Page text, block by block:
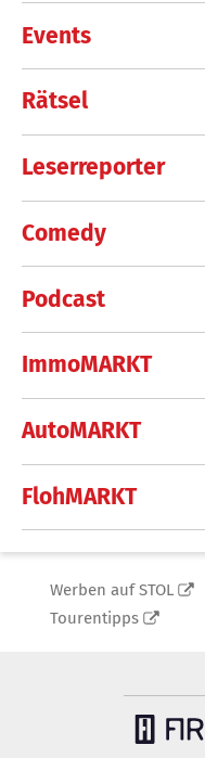
Events
Rätsel
Leserreporter
Comedy
Podcast
ImmoMARKT
AutoMARKT
FlohMARKT
Werben auf STOL
Tourentipps